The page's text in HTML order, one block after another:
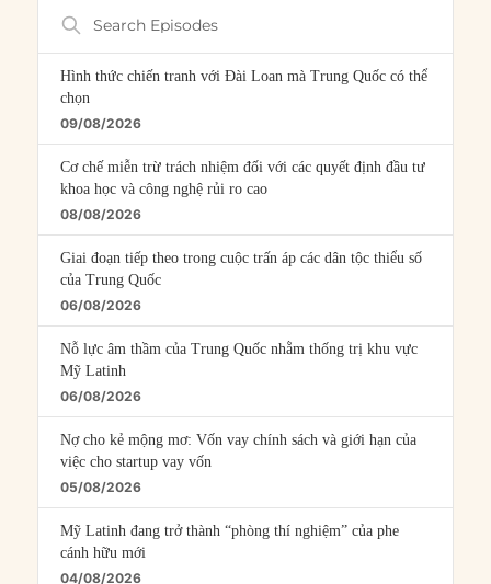
Search
Episodes
Hình thức chiến tranh với Đài Loan mà Trung Quốc có thể
chọn
09/08/2026
Cơ chế miễn trừ trách nhiệm đối với các quyết định đầu tư
khoa học và công nghệ rủi ro cao
08/08/2026
Giai đoạn tiếp theo trong cuộc trấn áp các dân tộc thiểu số
của Trung Quốc
06/08/2026
Nỗ lực âm thầm của Trung Quốc nhằm thống trị khu vực
Mỹ Latinh
06/08/2026
Nợ cho kẻ mộng mơ: Vốn vay chính sách và giới hạn của
việc cho startup vay vốn
05/08/2026
Mỹ Latinh đang trở thành “phòng thí nghiệm” của phe
cánh hữu mới
04/08/2026